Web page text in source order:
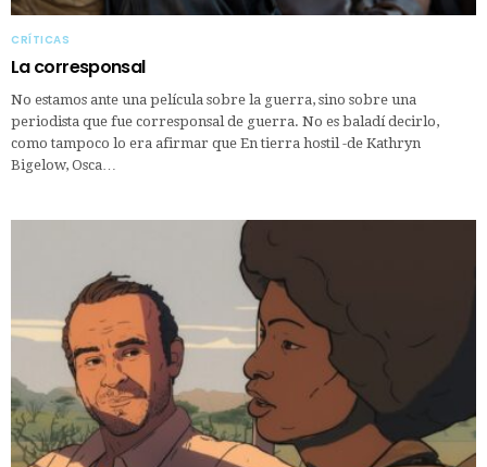
CRÍTICAS
La corresponsal
No estamos ante una película sobre la guerra, sino sobre una
periodista que fue corresponsal de guerra. No es baladí decirlo,
como tampoco lo era afirmar que En tierra hostil -de Kathryn
Bigelow, Osca…